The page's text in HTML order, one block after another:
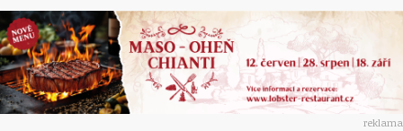
reklama